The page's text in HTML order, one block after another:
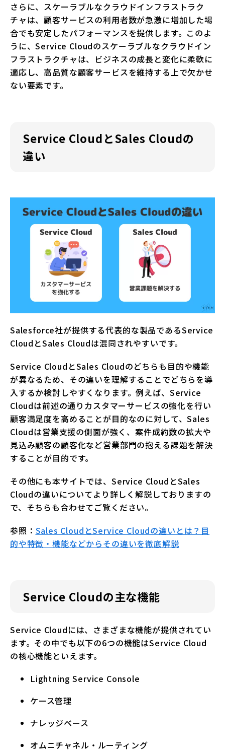
さらに、スケーラブルなクラウドインフラストラク
チャは、顧客サービスの利用者数が急激に増加した場
合でも安定したパフォーマンスを提供します。このよ
うに、Service Cloudのスケーラブルなクラウドイン
フラストラクチャは、ビジネスの成長と変化に柔軟に
適応し、高品質な顧客サービスを維持する上で欠かせ
ない要素です。
Service CloudとSales Cloudの
違い
Salesforce社が提供する代表的な製品であるService
CloudとSales Cloudは混同されやすいです。
Service CloudとSales Cloudのどちらも目的や機能
が異なるため、その違いを理解することでどちらを導
入するか検討しやすくなります。例えば、Service
Cloudは前述の通りカスタマーサービスの強化を行い
顧客満足度を高めることが目的なのに対して、Sales
Cloudは営業支援の側面が強く、案件成約数の拡大や
見込み顧客の顧客化など営業部門の抱える課題を解決
することが目的です。
その他にも本サイトでは、Service CloudとSales
Cloudの違いについてより詳しく解説しておりますの
で、そちらも合わせてご覧ください。
参照： Sales CloudとService Cloudの違いとは？目
的や特徴・機能などからその違いを徹底解説
Service Cloudの主な機能
Service Cloudには、さまざまな機能が提供されてい
ます。その中でも以下の6つの機能はService Cloud
の核心機能といえます。
Lightning Service Console
ケース管理
ナレッジベース
オムニチャネル・ルーティング